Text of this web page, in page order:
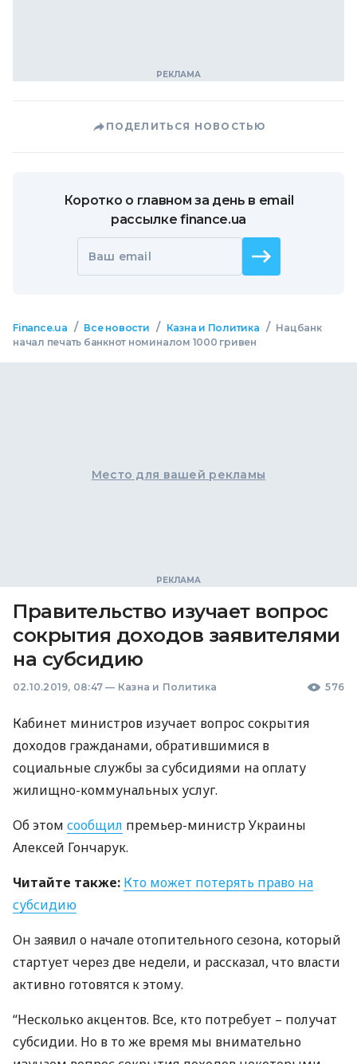
ПОДЕЛИТЬСЯ НОВОСТЬЮ
Коротко о главном за день в email
рассылке finance.ua
Ваш email
Finance.ua / Все новости / Казна и Политика / Нацбанк
начал печать банкнот номиналом 1000 гривен
Место для вашей рекламы
Правительство изучает вопрос
сокрытия доходов заявителями
на субсидию
02.10.2019, 08:47 — Казна и Политика 576
Кабинет министров изучает вопрос сокрытия
доходов гражданами, обратившимися в
социальные службы за субсидиями на оплату
жилищно-коммунальных услуг.
Об этом сообщил премьер-министр Украины
Алексей Гончарук.
Читайте также: Кто может потерять право на
субсидию
Он заявил о начале отопительного сезона, который
стартует через две недели, и рассказал, что власти
активно готовятся к этому.
“Несколько акцентов. Все, кто потребует – получат
субсидии. Но в то же время мы внимательно